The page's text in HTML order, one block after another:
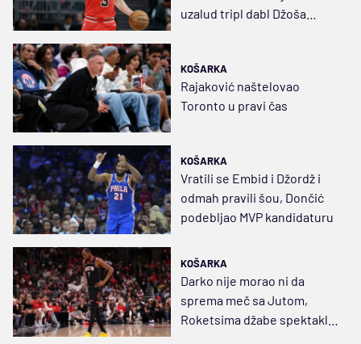
uzalud tripl dabl Džoša
KOŠARKA
Rajaković naštelovao
Toronto u pravi čas
KOŠARKA
Vratili se Embid i Džordž i
odmah pravili šou, Dončić
podebljao MVP kandidaturu
KOŠARKA
Darko nije morao ni da
sprema meč sa Jutom,
Roketsima džabe spektakl